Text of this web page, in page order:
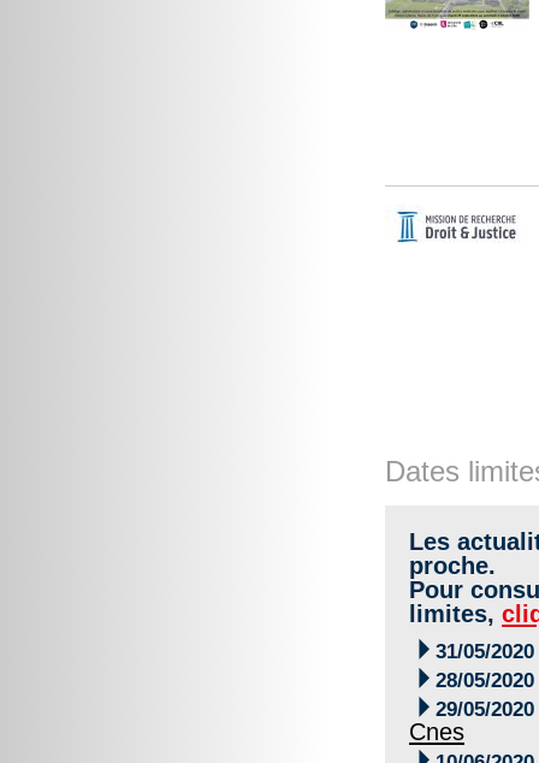
Dates
Les
proche.
Pour
limites,
 31/05/2020
 28/05/2020
 29/05/2020
Cnes